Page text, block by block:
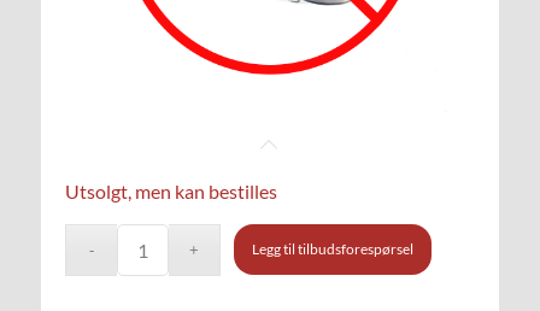
Utsolgt, men kan bestilles
Legg til tilbudsforespørsel